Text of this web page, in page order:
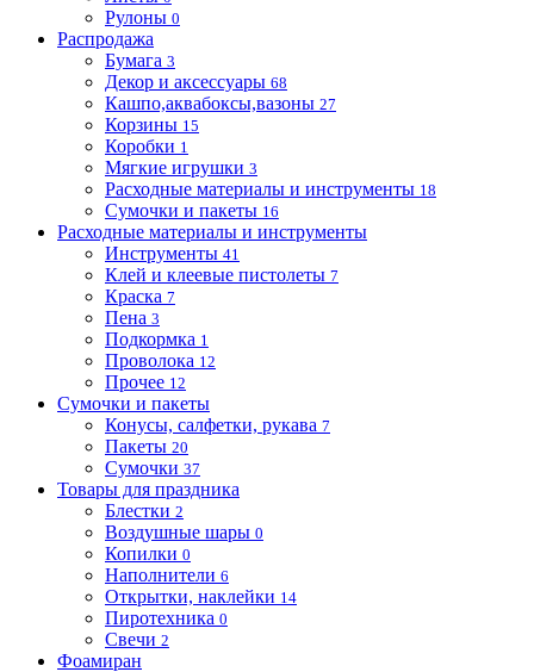
Рулоны 0
Распродажа
Бумага 3
Декор и аксессуары 68
Кашпо,аквабоксы,вазоны 27
Корзины 15
Коробки 1
Мягкие игрушки 3
Расходные материалы и инструменты 18
Сумочки и пакеты 16
Расходные материалы и инструменты
Инструменты 41
Клей и клеевые пистолеты 7
Краска 7
Пена 3
Подкормка 1
Проволока 12
Прочее 12
Сумочки и пакеты
Конусы, салфетки, рукава 7
Пакеты 20
Сумочки 37
Товары для праздника
Блестки 2
Воздушные шары 0
Копилки 0
Наполнители 6
Открытки, наклейки 14
Пиротехника 0
Свечи 2
Фоамиран